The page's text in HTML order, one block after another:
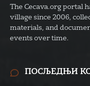
The Cecava.org portal
village since 2006,
materials, and
events over time.
ПОСЉЕДЊИ